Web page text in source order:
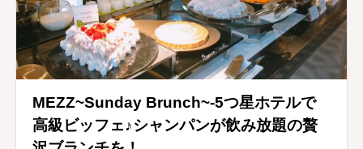
MEZZ~Sunday Brunch~-5つ星ホテルで
高級ビッフェ♪シャンパンが飲み放題の贅